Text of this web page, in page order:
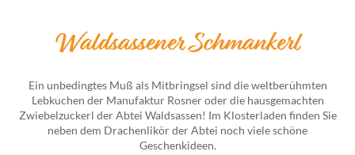
Waldsassener Schmankerl
Ein unbedingtes Muß als Mitbringsel sind die weltberühmten
Lebkuchen der Manufaktur Rosner oder die hausgemachten
Zwiebelzuckerl der Abtei Waldsassen! Im Klosterladen finden Sie
neben dem Drachenlikör der Abtei noch viele schöne
Geschenkideen.